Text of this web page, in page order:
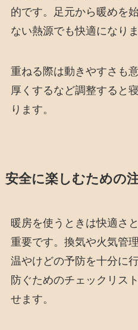
的です。足元から暖めを
ない熱源でも快適になりま
重ねる際は動きやすさも
厚くするなど調整すると
ります。
安全に楽しむための
暖房を使うときは快適さ
重要です。換気や火気管
温やけどの予防を十分に
防ぐためのチェックリス
せます。